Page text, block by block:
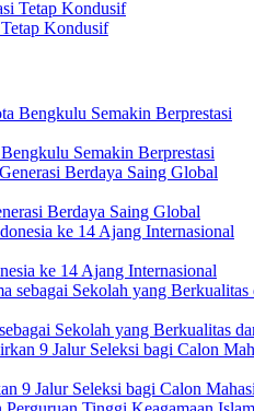
Kondusif
Semakin Berprestasi
Berdaya Saing Global
ke 14 Ajang Internasional
Sekolah yang Berkualitas
9 Jalur Seleksi bagi Calon